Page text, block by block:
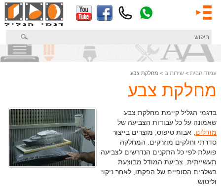
דלג
לתוכן
עמוד הבית> שירותים > מחלקת צבע
מחלקת צבע
בדגמי הגליל קיימת מחלקת צבע
שאמונה על כל עבודות הצביעה של
מודלים , אבות טיפוס, מוצרים בייצור
סדרתי וחלקים מוזרקים. המחלקה
פועלת לפי כל התקנים הנדרשים לצביעה
תעשייתית. צביעת המודל מבוצעת
בשלבים הסופיים של הפקתו, לאחר ניקוי
וליטוש.